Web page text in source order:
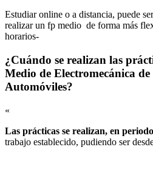
Estudiar online o a distancia, puede
realizar un fp medio de forma más
horarios-
¿Cuándo se realizan las
Medio de Electromecánica de
Automóviles?
«
Las prácticas se realizan, en
trabajo establecido, pudiendo ser